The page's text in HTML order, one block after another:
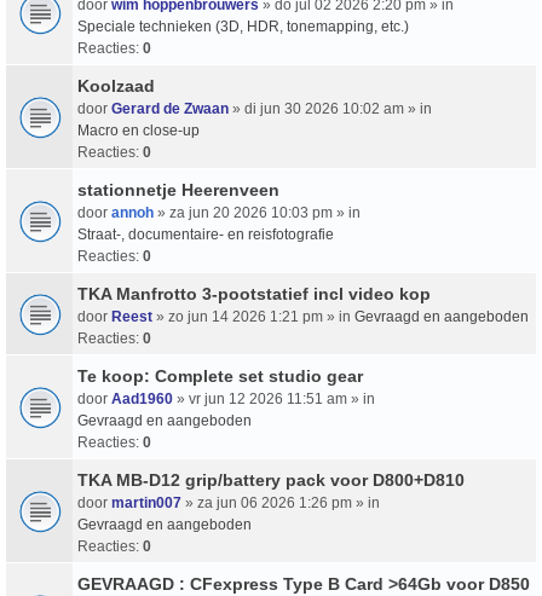
door wim hoppenbrouwers » do jul 02 2026 2:20 pm » in
Speciale technieken (3D, HDR, tonemapping, etc.)
Reacties: 0
Koolzaad
door Gerard de Zwaan » di jun 30 2026 10:02 am » in
Macro en close-up
Reacties: 0
stationnetje Heerenveen
door annoh » za jun 20 2026 10:03 pm » in
Straat-, documentaire- en reisfotografie
Reacties: 0
TKA Manfrotto 3-pootstatief incl video kop
door Reest » zo jun 14 2026 1:21 pm » in Gevraagd en aangeboden
Reacties: 0
Te koop: Complete set studio gear
door Aad1960 » vr jun 12 2026 11:51 am » in
Gevraagd en aangeboden
Reacties: 0
TKA MB-D12 grip/battery pack voor D800+D810
door martin007 » za jun 06 2026 1:26 pm » in
Gevraagd en aangeboden
Reacties: 0
GEVRAAGD : CFexpress Type B Card >64Gb voor D850